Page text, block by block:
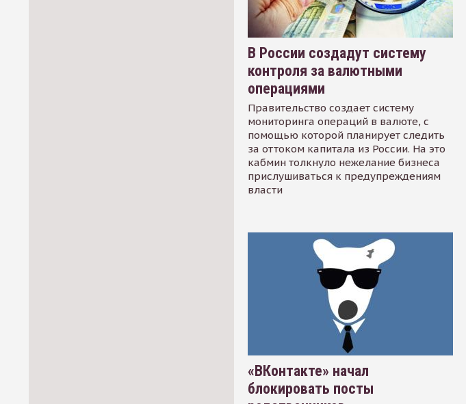
В России создадут систему
контроля за валютными
операциями
Правительство создает систему
мониторинга операций в валюте, с
помощью которой планирует следить
за оттоком капитала из России. На это
кабмин толкнуло нежелание бизнеса
прислушиваться к предупреждениям
власти
«ВКонтакте» начал
блокировать посты